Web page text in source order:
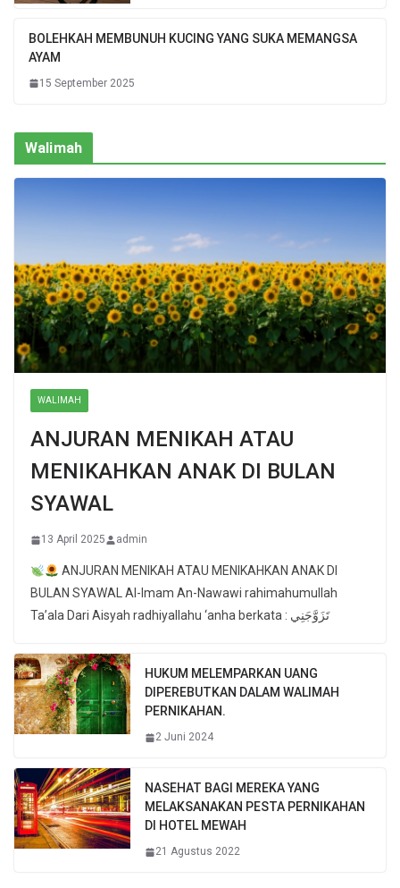
BOLEHKAH MEMBUNUH KUCING YANG SUKA MEMANGSA
AYAM
15 September 2025
Walimah
WALIMAH
ANJURAN MENIKAH ATAU
MENIKAHKAN ANAK DI BULAN
SYAWAL
13 April 2025 admin
ANJURAN MENIKAH ATAU MENIKAHKAN ANAK DI
BULAN SYAWAL Al-Imam An-Nawawi rahimahumullah
Ta’ala Dari Aisyah radhiyallahu ‘anha berkata : تَزَوَّجَنِي
HUKUM MELEMPARKAN UANG
DIPEREBUTKAN DALAM WALIMAH
PERNIKAHAN.
2 Juni 2024
NASEHAT BAGI MEREKA YANG
MELAKSANAKAN PESTA PERNIKAHAN
DI HOTEL MEWAH
21 Agustus 2022